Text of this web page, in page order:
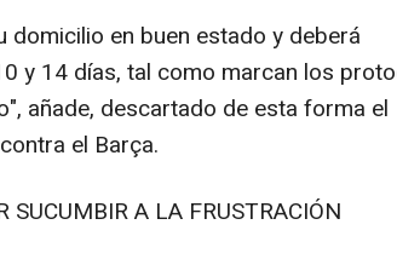
domicilio en buen estado y deberá
y 14 días, tal como marcan los
añade, descartado de esta forma el
el Barça.
SUCUMBIR A LA FRUSTRACIÓN